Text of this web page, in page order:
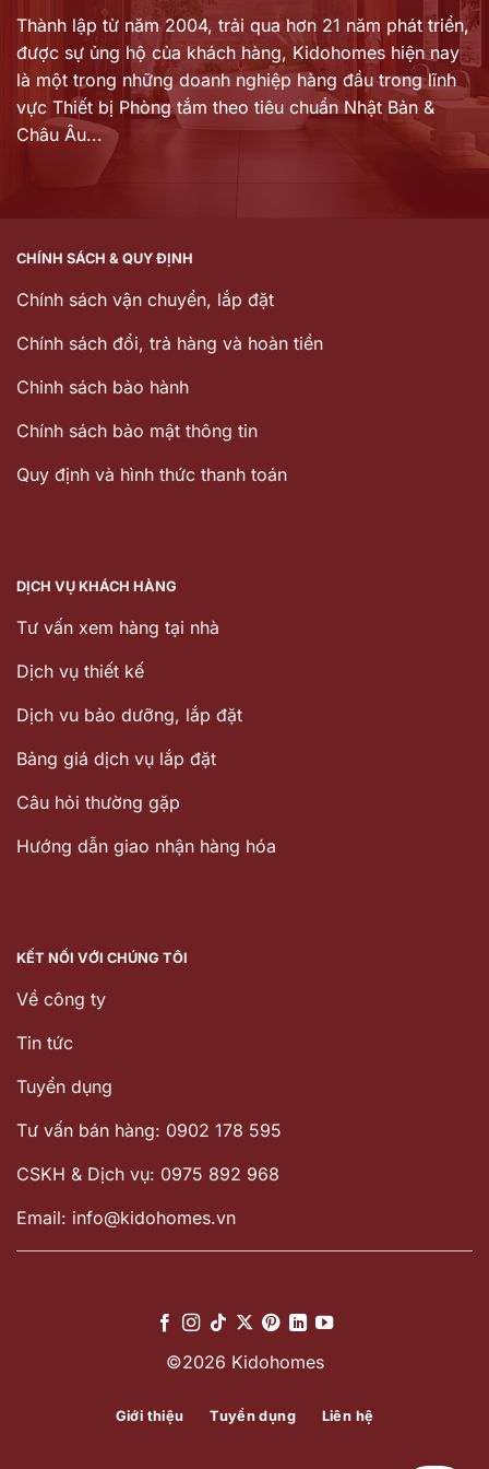
Thành lập từ năm 2004, trải qua hơn 21 năm phát triển,
được sự ủng hộ của khách hàng, Kidohomes hiện nay
là một trong những doanh nghiệp hàng đầu trong lĩnh
vực Thiết bị Phòng tắm theo tiêu chuẩn Nhật Bản &
Châu Âu...
CHÍNH SÁCH & QUY ĐỊNH
Chính sách vận chuyển, lắp đặt
Chính sách đổi, trả hàng và hoàn tiền
Chinh sách bảo hành
Chính sách bảo mật thông tin
Quy định và hình thức thanh toán
DỊCH VỤ KHÁCH HÀNG
Tư vấn xem hàng tại nhà
Dịch vụ thiết kế
Dịch vu bảo dưỡng, lắp đặt
Bảng giá dịch vụ lắp đặt
Câu hỏi thường gặp
Hướng dẫn giao nhận hàng hóa
KẾT NỐI VỚI CHÚNG TÔI
Về công ty
Tin tức
Tuyển dụng
Tư vấn bán hàng: 0902 178 595
CSKH & Dịch vụ: 0975 892 968
Email: info@kidohomes.vn
©2026 Kidohomes
Giới thiệu Tuyển dụng Liên hệ